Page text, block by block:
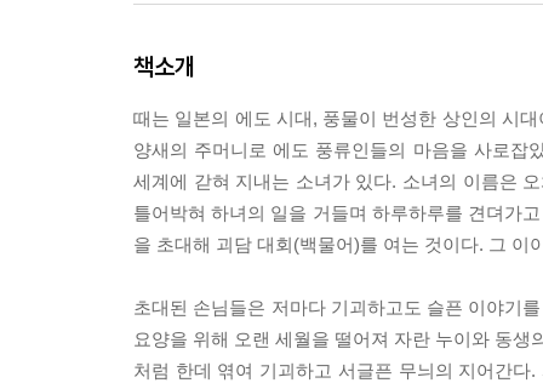
책소개
때는 일본의 에도 시대, 풍물이 번성한 상인의 시
양새의 주머니로 에도 풍류인들의 마음을 사로잡
세계에 갇혀 지내는 소녀가 있다. 소녀의 이름은
틀어박혀 하녀의 일을 거들며 하루하루를 견뎌가
을 초대해 괴담 대회(백물어)를 여는 것이다. 그 이
초대된 손님들은 저마다 기괴하고도 슬픈 이야기
요양을 위해 오랜 세월을 떨어져 자란 누이와 동
처럼 한데 엮여 기괴하고 서글픈 무늬의 지어간